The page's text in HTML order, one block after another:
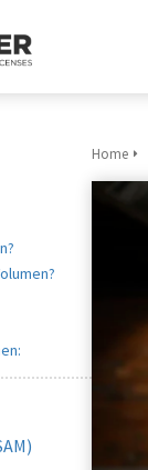
Home